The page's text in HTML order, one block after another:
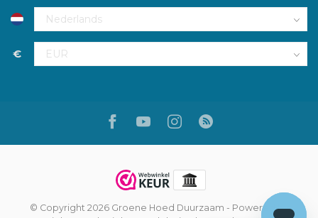
€
© Copyright 2026 Groene Hoed Duurzaam - Powered by